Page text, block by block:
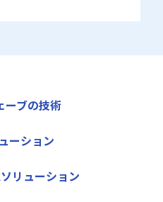
ーブの技術
ーション
リューション